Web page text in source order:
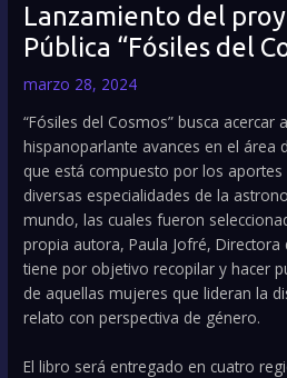
Lanzamiento del
Pública “Fósiles del
marzo 28, 2024
“Fósiles del Cosmos” busca acercar
hispanoparlante avances en el área
que está compuesto por los
diversas especialidades de la
mundo, las cuales fueron
propia autora, Paula Jofré, Directora
tiene por objetivo recopilar y hacer
de aquellas mujeres que lideran la
relato con perspectiva de género.
El libro será entregado en cuatro